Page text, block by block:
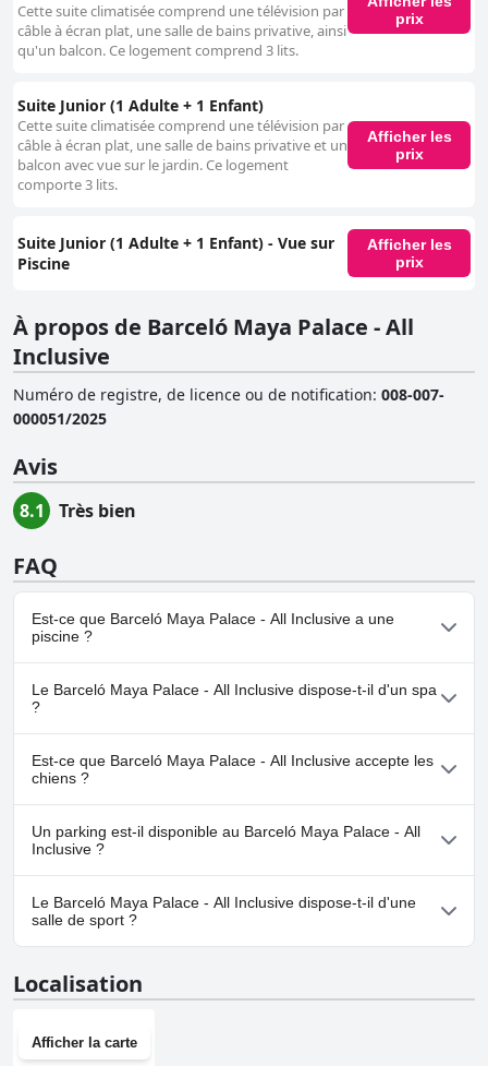
Cette suite climatisée comprend une télévision par
câble à écran plat, une salle de bains privative, ainsi
qu'un balcon. Ce logement comprend 3 lits.
prix
Suite Junior (1 Adulte + 1 Enfant)
Cette suite climatisée comprend une télévision par
câble à écran plat, une salle de bains privative et un
balcon avec vue sur le jardin. Ce logement
comporte 3 lits.
Afficher les
prix
Suite Junior (1 Adulte + 1 Enfant) - Vue sur
Piscine
Afficher les
prix
À propos de Barceló Maya Palace - All
Inclusive
Numéro de registre, de licence ou de notification: 008-007-
000051/2025
Avis
8.1 Très bien
FAQ
Est-ce que Barceló Maya Palace - All Inclusive a une
piscine ?
Oui, Barceló Maya Palace - All Inclusive dispose de piscine(s)
appartenant à une ou plusieurs des catégories suivantes :
Le Barceló Maya Palace - All Inclusive dispose-t-il d'un spa
?
Oui, un spa est disponible à Barceló Maya Palace - All Inclusive.
Est-ce que Barceló Maya Palace - All Inclusive accepte les
chiens ?
Non, Barceló Maya Palace - All Inclusive n'accepte pas les chiens.
Un parking est-il disponible au Barceló Maya Palace - All
Inclusive ?
Oui, un parking est disponible à Barceló Maya Palace - All
Inclusive.
Le Barceló Maya Palace - All Inclusive dispose-t-il d'une
salle de sport ?
sport.
Localisation
Afficher la carte